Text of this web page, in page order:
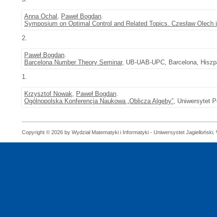
Anna Ochal , Paweł Bogdan.
Symposium on Optimal Control and Related Topics. Czesław Olech
2.
Paweł Bogdan.
Barcelona Number Theory Seminar, UB-UAB-UPC, Barcelona,
1.
Krzysztof Nowak, Paweł Bogdan.
Ogólnopolska Konferencja Naukowa „Oblicza Algeby”, Uniwersytet
Copyright © 2026 by Wydział Matematyki i Informatyki - Uniwersystet